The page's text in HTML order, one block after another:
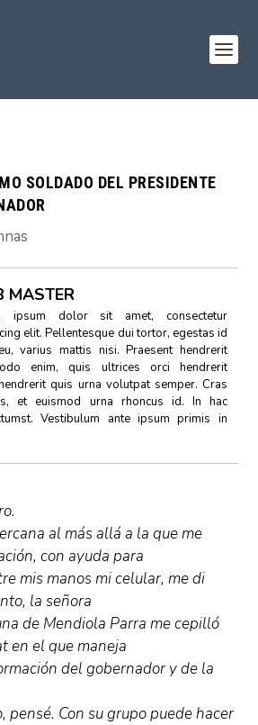
SOLDADO DEL PRESIDENTE
MASTER
ipsum dolor sit amet, consectetur
elit. Pellentesque dui tortor, egestas id
varius mattis nisi. Praesent hendrerit
enim, quis ultrices orci hendrerit
quis urna volutpat semper. Cras
et euismod urna rhoncus id. In hac
Vestibulum ante ipsum primis in
al más allá a la que me
con ayuda para
mis manos mi celular, me di
la señora
de Mendiola Parra me cepilló
en el que maneja
del gobernador y de la
pensé. Con su grupo puede hacer